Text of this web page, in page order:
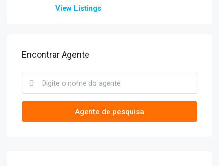
View Listings
Encontrar Agente
Agente de pesquisa